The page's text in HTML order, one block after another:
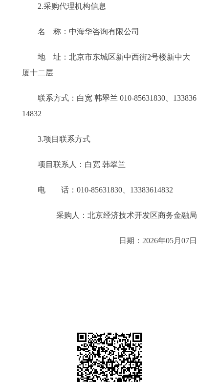
2.采购代理机构信息
名 称：中海华咨询有限公司
地 址：北京市东城区新中西街2号楼新中大
厦十二层
联系方式：白宽 韩翠兰 010-85631830、133836
14832
3.项目联系方式
项目联系人：白宽 韩翠兰
电 话：010-85631830、13383614832
采购人：北京经济技术开发区商务金融局
日期：2026年05月07日